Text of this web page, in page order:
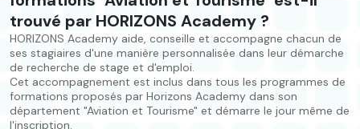
trouvé par HORIZONS Academy ?
HORIZONS Academy aide, conseille et accompagne chacun de
ses stagiaires d'une manière personnalisée dans leur démarche
de recherche de stage et d'emploi.
Cet accompagnement est inclus dans tous les programmes de
formations proposés par Horizons Academy dans son
département "Aviation et Tourisme" et démarre le jour même de
l'inscription.